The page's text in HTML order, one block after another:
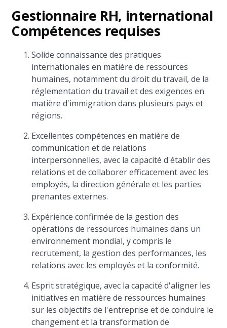
Gestionnaire RH, international
Compétences requises
Solide connaissance des pratiques
internationales en matière de ressources
humaines, notamment du droit du travail, de la
réglementation du travail et des exigences en
matière d'immigration dans plusieurs pays et
régions.
Excellentes compétences en matière de
communication et de relations
interpersonnelles, avec la capacité d'établir des
relations et de collaborer efficacement avec les
employés, la direction générale et les parties
prenantes externes.
Expérience confirmée de la gestion des
opérations de ressources humaines dans un
environnement mondial, y compris le
recrutement, la gestion des performances, les
relations avec les employés et la conformité.
Esprit stratégique, avec la capacité d'aligner les
initiatives en matière de ressources humaines
sur les objectifs de l'entreprise et de conduire le
changement et la transformation de